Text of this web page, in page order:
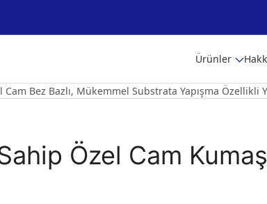
Ürünler
Cam Bez Bazlı, Mükemmel Substrata Yapışma Özellikli
Özel Cam